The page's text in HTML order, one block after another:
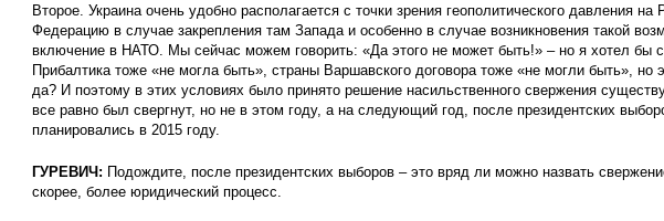
Второе. Украина очень удобно располагается с точки зрения геополитического давления на
Федерацию в случае закрепления там Запада и особенно в случае возникновения такой
включение в НАТО. Мы сейчас можем говорить: «Да этого не может быть!» – но я хотел бы
Прибалтика тоже «не могла быть», страны Варшавского договора тоже «не могли быть», но
да? И поэтому в этих условиях было принято решение насильственного свержения
все равно был свергнут, но не в этом году, а на следующий год, после президентских
планировались в 2015 году.
ГУРЕВИЧ: Подождите, после президентских выборов – это вряд ли можно назвать
скорее, более юридический процесс.